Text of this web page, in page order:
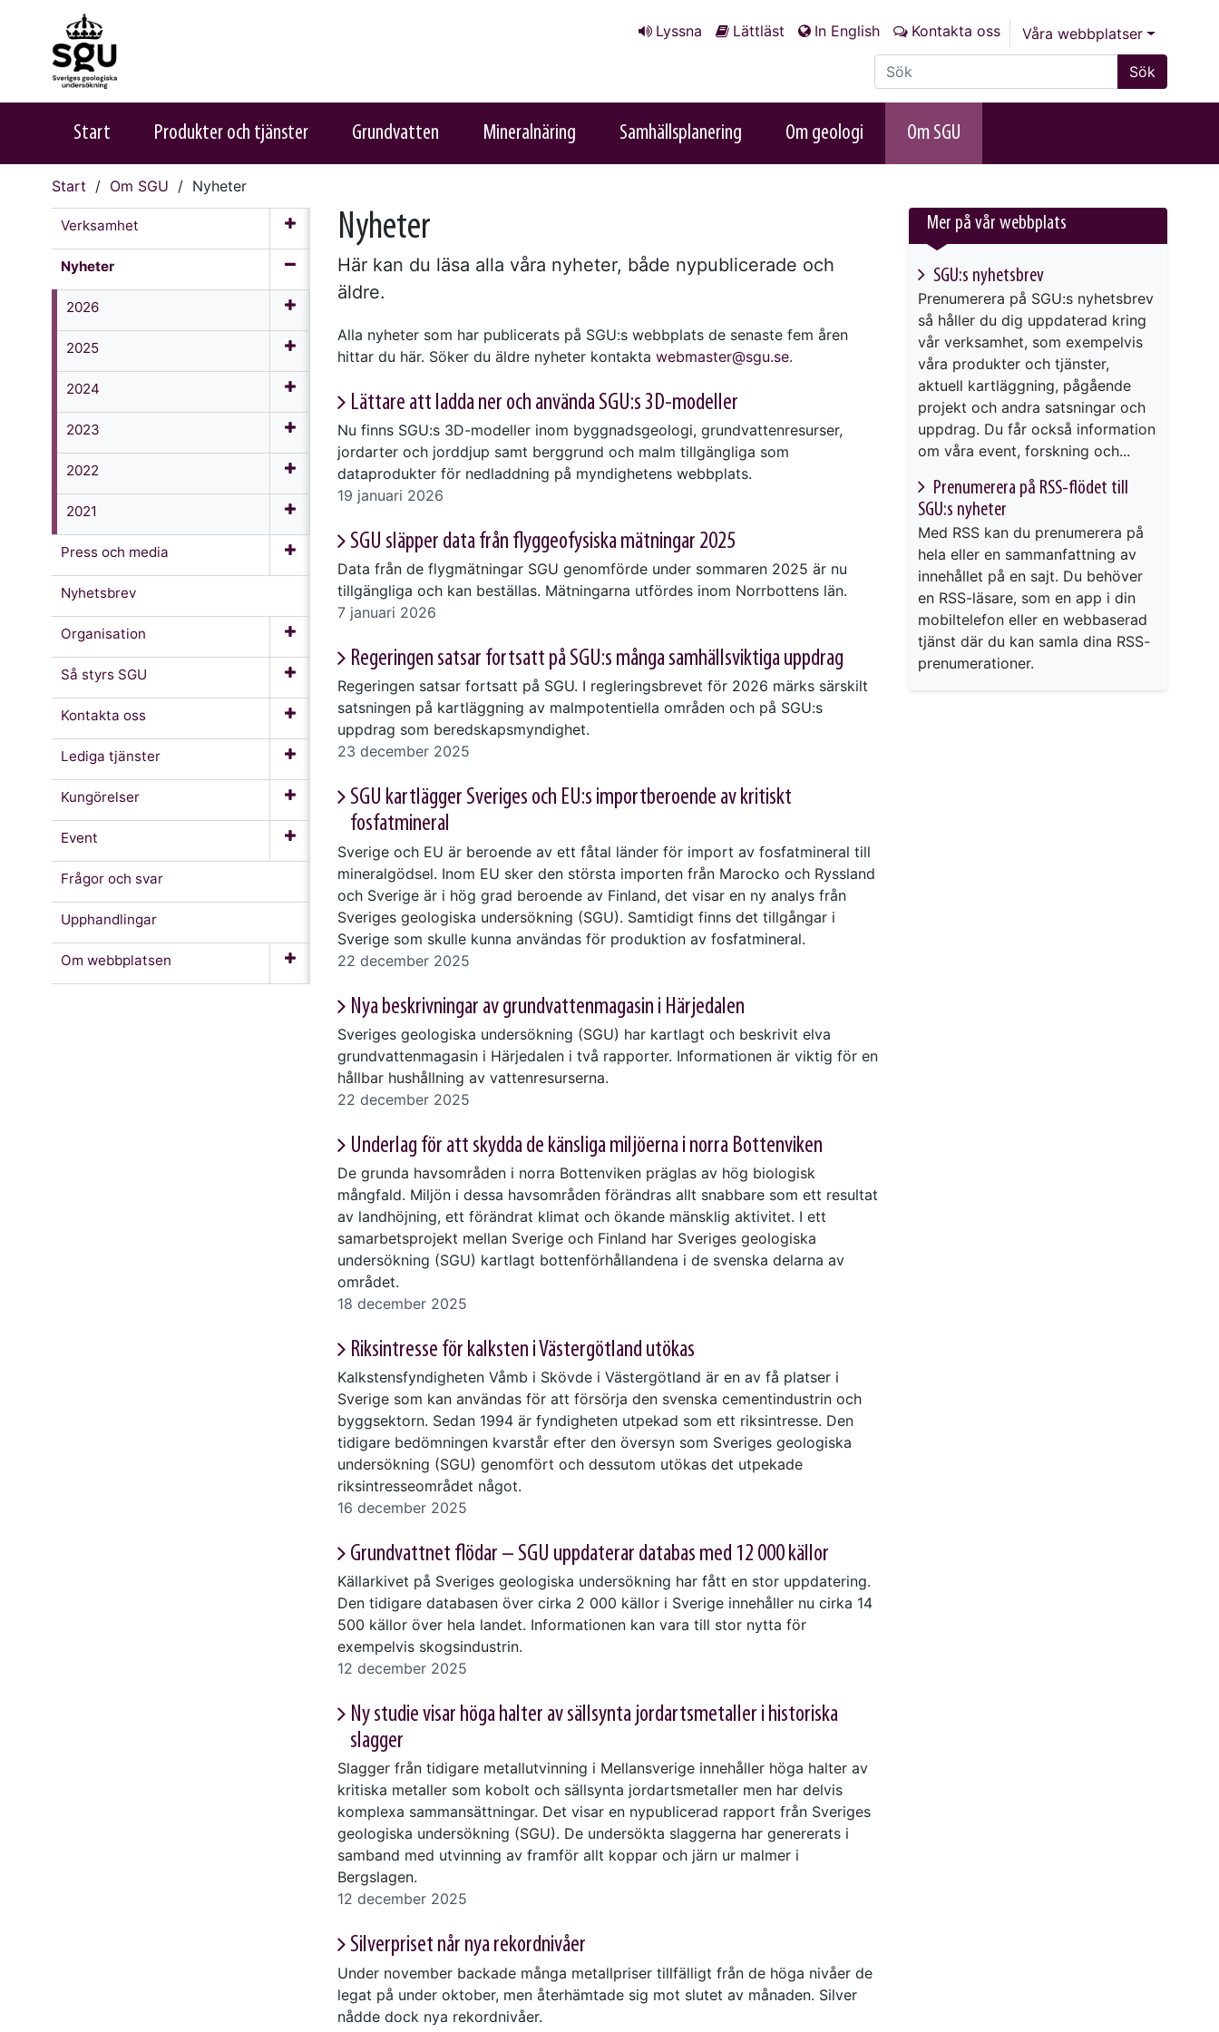
Lyssna Lättläst In English Kontakta oss
Våra webbplatser
Sök på sajten
Sök
Start Produkter och tjänster Grundvatten Mineralnäring Samhällsplanering Om geologi Om SGU
Start Om SGU Nyheter
Verksamhet
Nyheter
2026
2025
2024
2023
2022
2021
Press och media
Nyhetsbrev
Organisation
Så styrs SGU
Kontakta oss
Lediga tjänster
Kungörelser
Event
Frågor och svar
Upphandlingar
Om webb­platsen
Nyheter
Här kan du läsa alla våra nyheter, både nypublicerade och
äldre.
Alla nyheter som har publicerats på SGU:s webbplats de senaste fem åren
hittar du här. Söker du äldre nyheter kontakta webmaster@sgu.se.
Lättare att ladda ner och använda SGU:s 3D-modeller
Nu finns SGU:s 3D-modeller inom byggnadsgeologi, grundvattenresurser,
jordarter och jorddjup samt berggrund och malm tillgängliga som
dataprodukter för nedladdning på myndighetens webbplats.
19 januari 2026
SGU släpper data från flyggeofysiska mätningar 2025
Data från de flygmätningar SGU genomförde under sommaren 2025 är nu
tillgängliga och kan beställas. Mätningarna utfördes inom Norrbottens län.
7 januari 2026
Regeringen satsar fortsatt på SGU:s många samhällsviktiga uppdrag
Regeringen satsar fortsatt på SGU. I regleringsbrevet för 2026 märks särskilt
satsningen på kartläggning av malmpotentiella områden och på SGU:s
uppdrag som beredskapsmyndighet.
23 december 2025
SGU kartlägger Sveriges och EU:s importberoende av kritiskt
fosfatmineral
Sverige och EU är beroende av ett fåtal länder för import av fosfatmineral till
mineralgödsel. Inom EU sker den största importen från Marocko och Ryssland
och Sverige är i hög grad beroende av Finland, det visar en ny analys från
Sveriges geologiska undersökning (SGU). Samtidigt finns det tillgångar i
Sverige som skulle kunna användas för produktion av fosfatmineral.
22 december 2025
Nya beskrivningar av grundvattenmagasin i Härjedalen
Sveriges geologiska undersökning (SGU) har kartlagt och beskrivit elva
grundvattenmagasin i Härjedalen i två rapporter. Informationen är viktig för en
hållbar hushållning av vattenresurserna.
22 december 2025
Underlag för att skydda de känsliga miljöerna i norra Bottenviken
De grunda havsområden i norra Bottenviken präglas av hög biologisk
mångfald. Miljön i dessa havsområden förändras allt snabbare som ett resultat
av landhöjning, ett förändrat klimat och ökande mänsklig aktivitet. I ett
samarbetsprojekt mellan Sverige och Finland har Sveriges geologiska
undersökning (SGU) kartlagt bottenförhållandena i de svenska delarna av
området.
18 december 2025
Riksintresse för kalksten i Västergötland utökas
Kalkstensfyndigheten Våmb i Skövde i Västergötland är en av få platser i
Sverige som kan användas för att försörja den svenska cementindustrin och
byggsektorn. Sedan 1994 är fyndigheten utpekad som ett riksintresse. Den
tidigare bedömningen kvarstår efter den översyn som Sveriges geologiska
undersökning (SGU) genomfört och dessutom utökas det utpekade
riksintresseområdet något.
16 december 2025
Grundvattnet flödar – SGU uppdaterar databas med 12 000 källor
Källarkivet på Sveriges geologiska undersökning har fått en stor uppdatering.
Den tidigare databasen över cirka 2 000 källor i Sverige innehåller nu cirka 14
500 källor över hela landet. Informationen kan vara till stor nytta för
exempelvis skogsindustrin.
12 december 2025
Ny studie visar höga halter av sällsynta jordartsmetaller i historiska
slagger
Slagger från tidigare metallutvinning i Mellansverige innehåller höga halter av
kritiska metaller som kobolt och sällsynta jordartsmetaller men har delvis
komplexa sammansättningar. Det visar en nypublicerad rapport från Sveriges
geologiska undersökning (SGU). De undersökta slaggerna har genererats i
samband med utvinning av framför allt koppar och järn ur malmer i
Bergslagen.
12 december 2025
Silverpriset når nya rekordnivåer
Under november backade många metallpriser tillfälligt från de höga nivåer de
legat på under oktober, men återhämtade sig mot slutet av månaden. Silver
nådde dock nya rekordnivåer.
Mer på vår webbplats
SGU:s nyhetsbrev
Prenumerera på SGU:s nyhetsbrev
så håller du dig uppdaterad kring
vår verksamhet, som exempelvis
våra produkter och tjänster,
aktuell kartläggning, pågående
projekt och andra satsningar och
uppdrag. Du får också information
om våra event, forskning och...
Prenumerera på RSS-flödet till
SGU:s nyheter
Med RSS kan du prenumerera på
hela eller en sammanfattning av
innehållet på en sajt. Du behöver
en RSS-läsare, som en app i din
mobiltelefon eller en webbaserad
tjänst där du kan samla dina RSS-
prenumerationer.